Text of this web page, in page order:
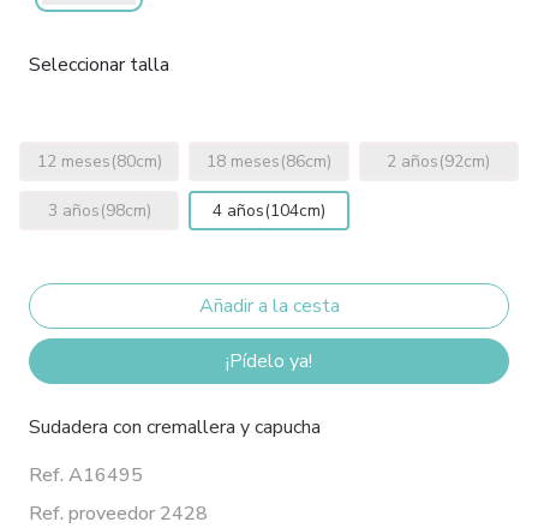
Seleccionar talla
12 meses(80cm) 18 meses(86cm) 2 años(92cm)
3 años(98cm) 4 años(104cm)
¡Pídelo ya!
Sudadera con cremallera y capucha
Ref. A16495
Ref. proveedor 2428